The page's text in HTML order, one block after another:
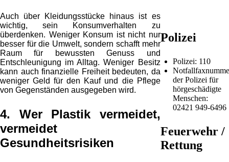
Auch über Kleidungsstücke hinaus ist es
wichtig, sein Konsumverhalten zu
überdenken. Weniger Konsum ist nicht nur
besser für die Umwelt, sondern schafft mehr
Raum für bewussten Genuss und
Entschleunigung im Alltag. Weniger Besitz
kann auch finanzielle Freiheit bedeuten, da
weniger Geld für den Kauf und die Pflege
von Gegenständen ausgegeben wird.
4. Wer Plastik vermeidet,
vermeidet
Gesundheitsrisiken
Polizei
Polizei: 110
der Polizei für
hörgeschädigte
Menschen:
02421 949-6496
Feuerwehr /
Rettung